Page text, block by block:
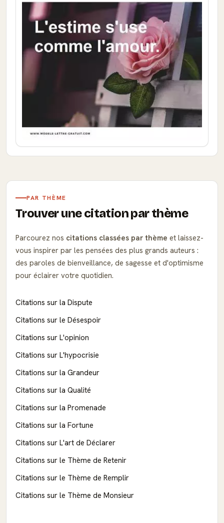
PAR THÈME
Trouver une citation par thème
Parcourez nos citations classées par thème et laissez-
vous inspirer par les pensées des plus grands auteurs :
des paroles de bienveillance, de sagesse et d'optimisme
pour éclairer votre quotidien.
Citations sur la Dispute
Citations sur le Désespoir
Citations sur L'opinion
Citations sur L'hypocrisie
Citations sur la Grandeur
Citations sur la Qualité
Citations sur la Promenade
Citations sur la Fortune
Citations sur L'art de Déclarer
Citations sur le Thème de Retenir
Citations sur le Thème de Remplir
Citations sur le Thème de Monsieur